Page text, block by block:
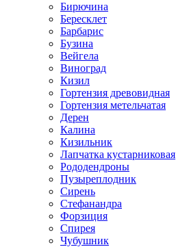
Бирючина
Бересклет
Барбарис
Бузина
Вейгела
Виноград
Кизил
Гортензия древовидная
Гортензия метельчатая
Дерен
Калина
Кизильник
Лапчатка кустарниковая
Рододендроны
Пузыреплодник
Сирень
Стефанандра
Форзиция
Спирея
Чубушник